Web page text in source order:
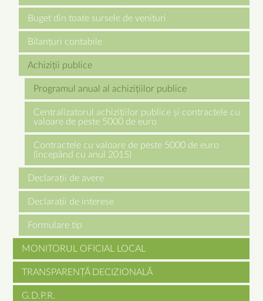
Buget din toate sursele de venituri
Bilanțuri contabile
Achiziții publice
Programul anual al achizițiilor publice
Centralizatorul achizițiilor publice și contractele cu
valoare de peste 5000 de euro
Contractele cu valoare de peste 5000 de euro
(începând cu anul 2015)
Declarații de avere
Declarații de interese
Formulare tip
MONITORUL OFICIAL LOCAL
TRANSPARENȚĂ DECIZIONALĂ
G.D.P.R.